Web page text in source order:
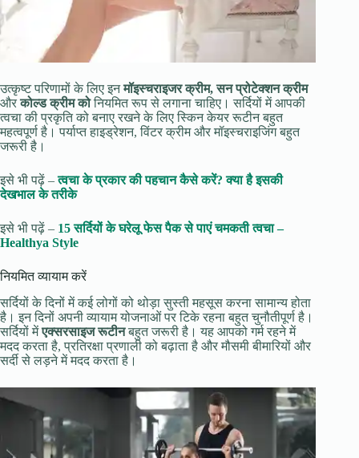
उत्कृष्ट परिणामों के लिए इनमॉइस्चराइजर क्रीम, सन प्रोटेक्शन क्रीम
औरकोल्ड क्रीम कोनियमित रूप से लगाना चाहिए। सर्दियों में आपकी
त्वचा की प्रकृति को बनाए रखने के लिए स्किन केयर रूटीन बहुत
महत्वपूर्ण है। पर्याप्त हाइड्रेशन, विंटर क्रीम और मॉइस्चराइजिंग बहुत
जरूरी है।
इसे भी पढ़ें –त्वचा के प्रकार की पहचान कैसे करें? क्या है इसकी
देखभाल के तरीके
इसे भी पढ़ें – 15 सर्दियों के घरेलू फेस पैक से पाएं चमकती त्वचा –
Healthya Style
नियमित व्यायाम करें
सर्दियों के दिनों में कई लोगों को थोड़ा सुस्ती महसूस करना सामान्य होता
है। इन दिनों अपनी व्यायाम योजनाओं पर टिके रहना बहुत चुनौतीपूर्ण है।
सर्दियों मेंएक्सरसाइज रूटीनबहुत जरूरी है। यह आपको गर्म रहने में
मदद करता है, प्रतिरक्षा प्रणाली को बढ़ाता है और मौसमी बीमारियों और
सर्दी से लड़ने में मदद करता है।